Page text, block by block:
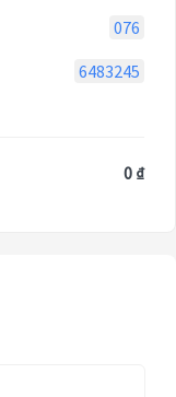
076
6483245
0 ₫